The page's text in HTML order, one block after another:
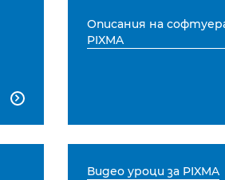

Описания на
PIXMA
Видео уроци за PIXMA